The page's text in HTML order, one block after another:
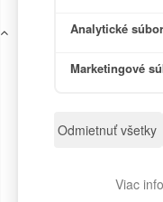
Analytické
Marketingové
Odmietnuť všetky
Viac